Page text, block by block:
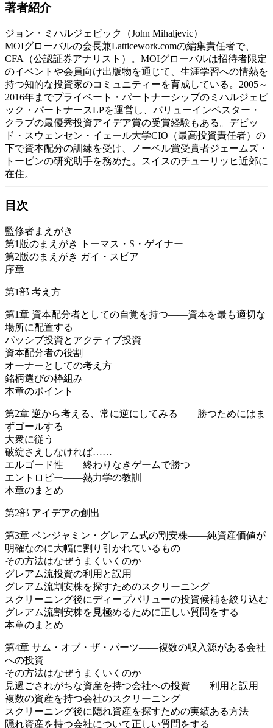
著者紹介
ジョン・ミハルジェビック（John Mihaljevic）
MOIグローバルの会長兼Latticework.comの編集責任者で、
CFA（公認証券アナリスト）。MOIグローバルは招待者限定
のイベントや会員向け出版物を通じて、生涯学習への情熱を
持つ知的な投資家のコミュニティーを育成している。2005～
2016年までプライベート・パートナーシップのミハルジェビ
ック・パートナースLPを運営し、バリューインベスター・
クラブの最優秀投資アイデア賞の受賞経験もある。デビッ
ド・スウェンセン・イェール大学CIO（最高投資責任者）の
下で資本配分の訓練を受け、ノーベル賞受賞者ジェームズ・
トービンの研究助手を務めた。スイスのチューリッヒ近郊に
在住。
目次
監修者まえがき
第1版のまえがき トーマス・S・ゲイナー
第2版のまえがき ガイ・スピア
序章
第1部 考え方
第1章 資本配分者としての自覚を持つ――資本を最も適切な
場所に配置する
パッシブ投資とアクティブ投資
資本配分者の役割
オーナーとしての考え方
銘柄選びの枠組み
本章のポイント
第2章 逆から考える、常に逆にしてみる――勝つためにはま
ずゴールする
大衆に従う
破綻さえしなければ……
エルゴード性――終わりなきゲームで勝つ
エントロピー――熱力学の教訓
本章のまとめ
第2部 アイデアの創出
第3章 ベンジャミン・グレアム式の割安株――純資産価値が
明確なのに大幅に割り引かれているもの
その方法はなぜうまくいくのか
グレアム流投資の利用と誤用
グレアム流割安株を探すためのスクリーニング
スクリーニング後にディープバリューの投資候補を絞り込む
グレアム流割安株を見極めるために正しい質問をする
本章のまとめ
第4章 サム・オブ・ザ・パーツ――複数の収入源がある会社
への投資
その方法はなぜうまくいくのか
見過ごされがちな資産を持つ会社への投資――利用と誤用
複数の資産を持つ会社のスクリーニング
スクリーニング後に隠れ資産を探すための実績ある方法
隠れ資産を持つ会社について正しい質問をする